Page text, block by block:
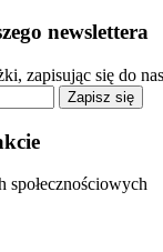
newslettera
zapisując się do
Zapisz się
społecznościowych